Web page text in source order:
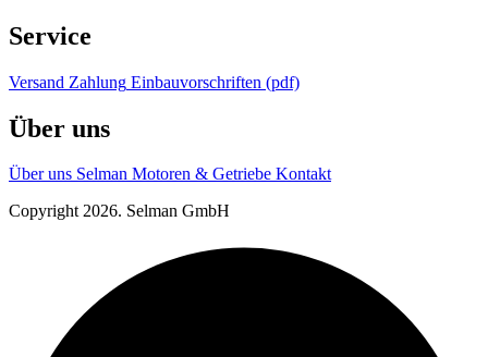
Service
Versand Zahlung Einbauvorschriften (pdf)
Über uns
Über uns Selman Motoren & Getriebe Kontakt
Copyright 2026. Selman GmbH